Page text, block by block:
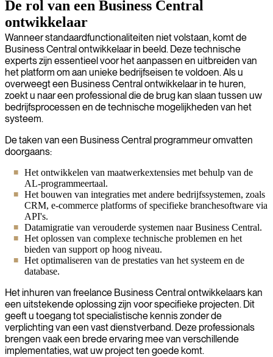
De rol van een Business Central
ontwikkelaar
Wanneer standaardfunctionaliteiten niet volstaan, komt de
Business Central ontwikkelaar in beeld. Deze technische
experts zijn essentieel voor het aanpassen en uitbreiden van
het platform om aan unieke bedrijfseisen te voldoen. Als u
overweegt een Business Central ontwikkelaar in te huren,
zoekt u naar een professional die de brug kan slaan tussen uw
bedrijfsprocessen en de technische mogelijkheden van het
systeem.
De taken van een Business Central programmeur omvatten
doorgaans:
Het ontwikkelen van maatwerkextensies met behulp van de
AL-programmeertaal.
Het bouwen van integraties met andere bedrijfssystemen, zoals
CRM, e-commerce platforms of specifieke branchesoftware via
API's.
Datamigratie van verouderde systemen naar Business Central.
Het oplossen van complexe technische problemen en het
bieden van support op hoog niveau.
Het optimaliseren van de prestaties van het systeem en de
database.
Het inhuren van freelance Business Central ontwikkelaars kan
een uitstekende oplossing zijn voor specifieke projecten. Dit
geeft u toegang tot specialistische kennis zonder de
verplichting van een vast dienstverband. Deze professionals
brengen vaak een brede ervaring mee van verschillende
implementaties, wat uw project ten goede komt.